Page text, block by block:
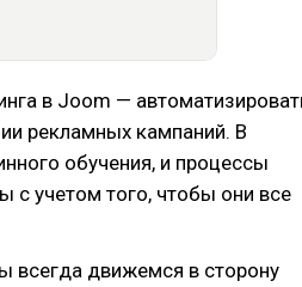
в Joom —
рекламных кампаний. В
обучения, и процессы
с учетом того, чтобы они все
всегда движемся в сторону